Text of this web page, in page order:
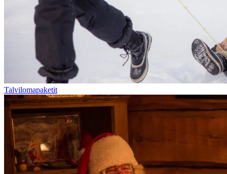
Talvilomapaketit